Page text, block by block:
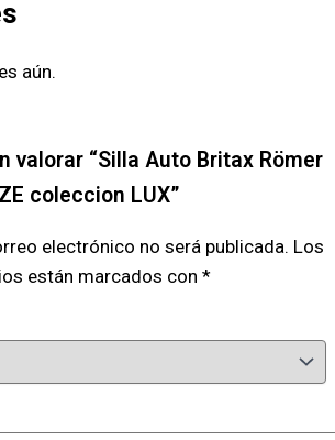
aún.
valorar “Silla Auto Britax Römer
coleccion LUX”
electrónico no será publicada. Los
están marcados con *